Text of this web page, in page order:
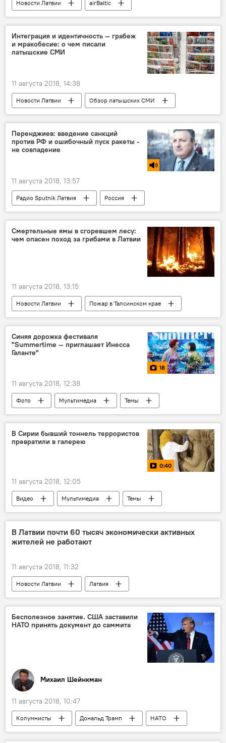
Новости Латвии airBaltic
Интеграция и идентичность — грабеж
и мракобесие: о чем писали
латышские СМИ
11 августа 2018, 14:38
Новости Латвии
Обзор латышских СМИ
Латвия
Артурс Приедитис
Элита Вейдемане
Согласие
выборы в Сейм-2018
Перенджиев: введение санкций
против РФ и ошибочный пуск ракеты -
не совпадение
11 августа 2018, 13:57
Радио Sputnik Латвия
Россия
Александр Перенджиев
Смертельные ямы в сгоревшем лесу:
чем опасен поход за грибами в Латвии
11 августа 2018, 13:15
Новости Латвии
Пожар в Талсинском крае
Темы
Латвия грибы
Синяя дорожка фестиваля
"Summertime — приглашает Инесса
Галанте"
18
11 августа 2018, 12:38
Фото Мультимедиа
Темы
Юрмала
"Summertime — приглашает Инесса Галанте"
В Сирии бывший тоннель террористов
превратили в галерею
0:40
11 августа 2018, 12:05
Видео Мультимедиа
Темы
Сирия
искусство
В Латвии почти 60 тысяч экономически активных
жителей не работают
11 августа 2018, 11:32
Новости Латвии
Латвия
Государственное агентство занятости (ГАЗ)
Бесполезное занятие. США заставили
НАТО принять документ до саммита
Михаил Шейнкман
11 августа 2018, 10:47
Колумнисты Дональд Трамп
НАТО
Саммит НАТО